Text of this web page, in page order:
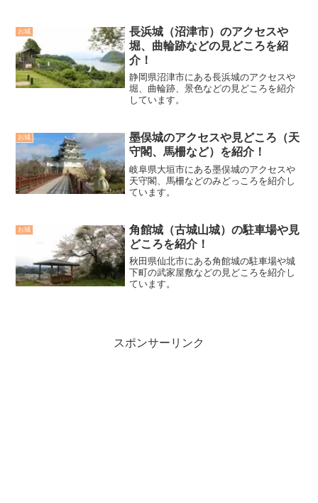
お城
長浜城（沼津市）のアクセスや
堀、曲輪跡などの見どころを紹
介！
静岡県沼津市にある長浜城のアクセスや
堀、曲輪跡、景色などの見どころを紹介
しています。
お城
墨俣城のアクセスや見どころ（天
守閣、馬柵など）を紹介！
岐阜県大垣市にある墨俣城のアクセスや
天守閣、馬柵などのみどっころを紹介し
ています。
お城
角館城（古城山城）の駐車場や見
どころを紹介！
秋田県仙北市にある角館城の駐車場や城
下町の武家屋敷などの見どころを紹介し
ています。
スポンサーリンク